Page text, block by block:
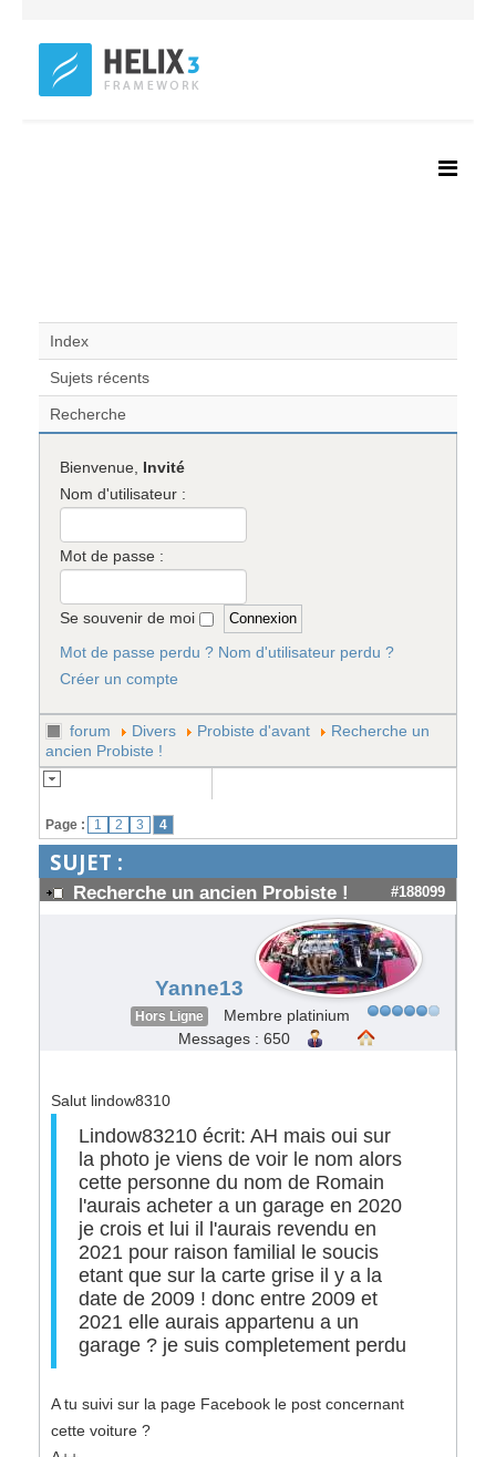
Index
Sujets récents
Recherche
Bienvenue, Invité
Nom d'utilisateur :
Mot de passe :
Se souvenir de moi
Mot de passe perdu ? Nom d'utilisateur perdu ?
Créer un compte
forum Divers Probiste d'avant
Recherche un
ancien Probiste !
Page : 1 2 3 4
SUJET :
Recherche un ancien Probiste ! #188099
Yanne13
Hors Ligne
Membre platinium
Messages : 650
Salut lindow8310
Lindow83210 écrit: AH mais oui sur
la photo je viens de voir le nom alors
cette personne du nom de Romain
l'aurais acheter a un garage en 2020
je crois et lui il l'aurais revendu en
2021 pour raison familial le soucis
etant que sur la carte grise il y a la
date de 2009 ! donc entre 2009 et
2021 elle aurais appartenu a un
garage ? je suis completement perdu
A tu suivi sur la page Facebook le post concernant
cette voiture ?